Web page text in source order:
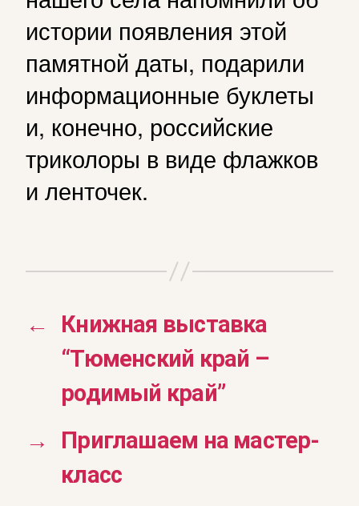
истории появления этой
памятной даты, подарили
информационные буклеты
и, конечно, российские
триколоры в виде флажков
и ленточек.
←
Книжная выставка
“Тюменский край –
родимый край”
→
Приглашаем на мастер-
класс